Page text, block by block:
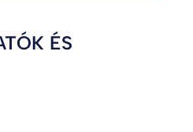
ÉS